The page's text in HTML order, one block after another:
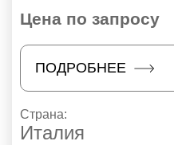
Цена по запросу
ПОДРОБНЕЕ
Страна:
Италия